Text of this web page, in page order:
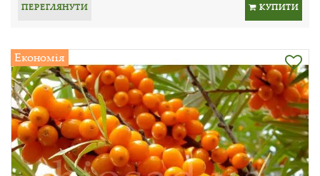
ПЕРЕГЛЯНУТИ КУПИТИ
Економія